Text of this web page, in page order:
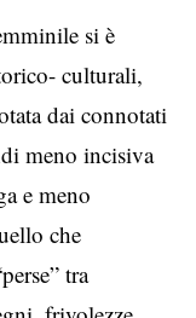
si è
culturali,
dai connotati
meno incisiva
e meno
che
tra